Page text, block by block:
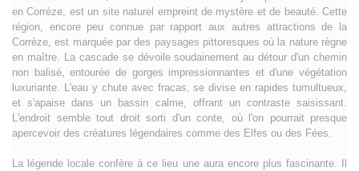
en Corrèze, est un site naturel empreint de mystère et de beauté. Cette
région, encore peu connue par rapport aux autres attractions de la
Corrèze, est marquée par des paysages pittoresques où la nature règne
en maître. La cascade se dévoile soudainement au détour d'un chemin
non balisé, entourée de gorges impressionnantes et d'une végétation
luxuriante. L'eau y chute avec fracas, se divise en rapides tumultueux,
et s'apaise dans un bassin calme, offrant un contraste saisissant.
L'endroit semble tout droit sorti d'un conte, où l'on pourrait presque
apercevoir des créatures légendaires comme des Elfes ou des Fées.
La légende locale confère à ce lieu une aura encore plus fascinante. Il